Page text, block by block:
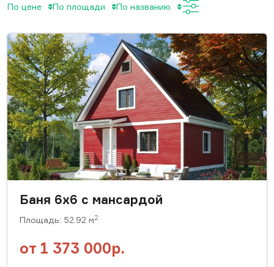
По цене По площади По названию
Баня 6x6 с мансардой
Площадь: 52.92 м2
от 1 373 000р.